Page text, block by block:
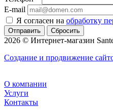
E-mail
Я согласен на обработку
Сбросить
2026 © Интернет-магазин
Создание и продвижение
О компании
Услуги
Контакты